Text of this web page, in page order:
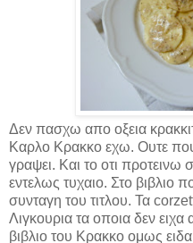
Δεν πασχω απο οξεια
Καρλο Κρακκο εχω. Oυτε
γραψει. Και το οτι προτεινω
εντελως τυχαιο. Στο βιβλιο
συνταγη του τιτλου. Τα
Λιγκουρια τα οποια δεν ειχα
βιβλιο του Κρακκο ομως